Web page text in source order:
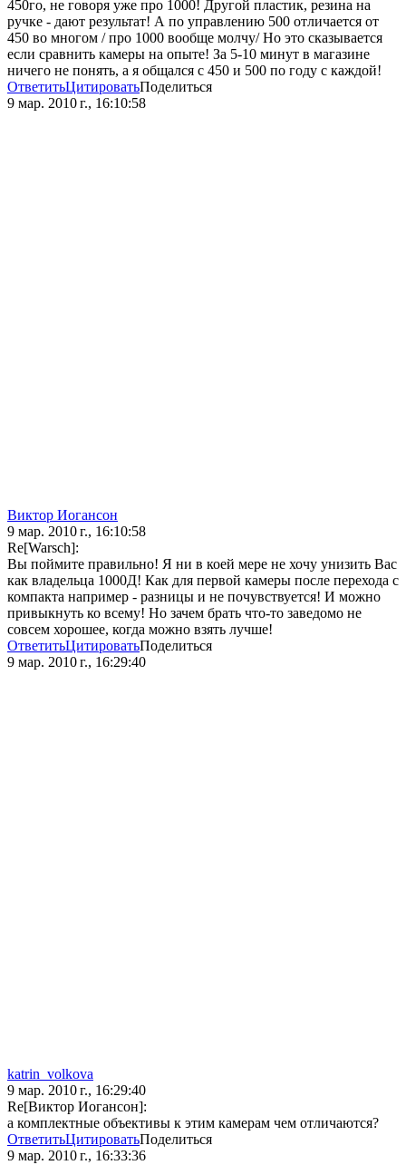
450го, не говоря уже про 1000! Другой пластик, резина на
ручке - дают результат! А по управлению 500 отличается от
450 во многом / про 1000 вообще молчу/ Но это сказывается
если сравнить камеры на опыте! За 5-10 минут в магазине
ничего не понять, а я общался с 450 и 500 по году с каждой!
ОтветитьЦитироватьПоделиться
9 мар. 2010 г., 16:10:58
Виктор Иогансон
9 мар. 2010 г., 16:10:58
Re[Warsch]:
Вы поймите правильно! Я ни в коей мере не хочу унизить Вас
как владельца 1000Д! Как для первой камеры после перехода с
компакта например - разницы и не почувствуется! И можно
привыкнуть ко всему! Но зачем брать что-то заведомо не
совсем хорошее, когда можно взять лучше!
ОтветитьЦитироватьПоделиться
9 мар. 2010 г., 16:29:40
katrin_volkova
9 мар. 2010 г., 16:29:40
Re[Виктор Иогансон]:
а комплектные объективы к этим камерам чем отличаются?
ОтветитьЦитироватьПоделиться
9 мар. 2010 г., 16:33:36